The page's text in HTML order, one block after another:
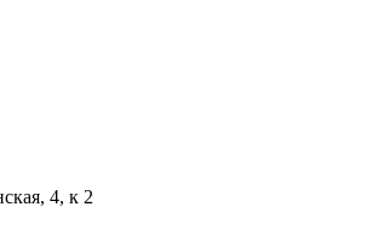
4, к 2